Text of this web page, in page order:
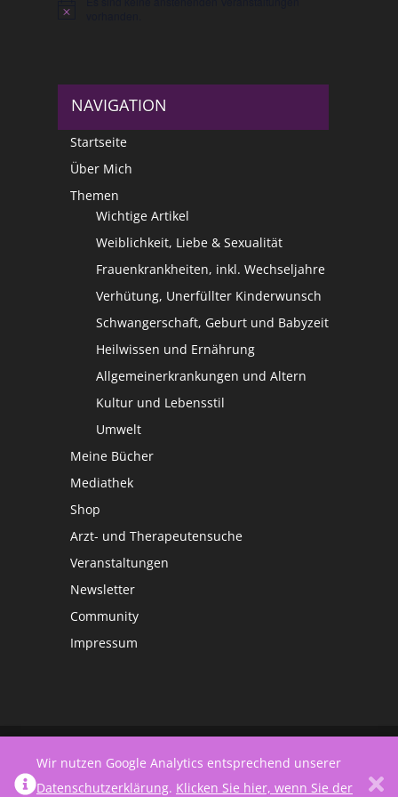
Hinweis
NAVIGATION
Startseite
Über Mich
Themen
Wichtige Artikel
Weiblichkeit, Liebe & Sexualität
Frauenkrankheiten, inkl. Wechseljahre
Verhütung, Unerfüllter Kinderwunsch
Schwangerschaft, Geburt und Babyzeit
Heilwissen und Ernährung
Allgemeinerkrankungen und Altern
Kultur und Lebensstil
Umwelt
Meine Bücher
Mediathek
Shop
Arzt- und Therapeutensuche
Veranstaltungen
Newsletter
Community
Impressum
Wir nutzen Google Analytics entsprechend unserer
Datenschutzerklärung. Klicken Sie hier, wenn Sie der